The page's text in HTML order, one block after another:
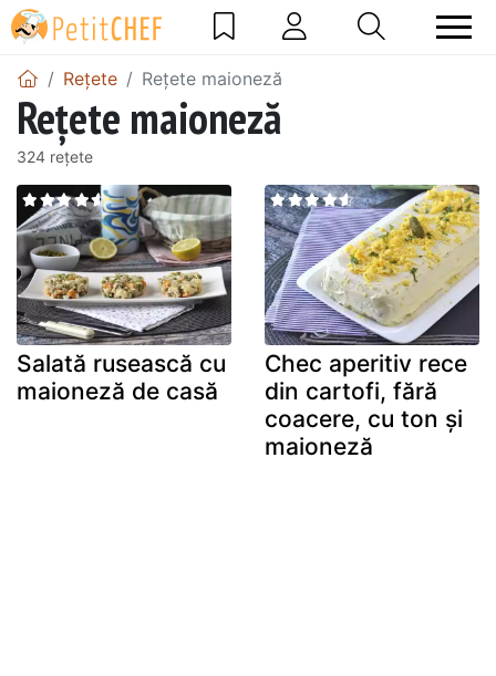
Rețete Rețete maioneză
Rețete maioneză
324 rețete
Salată rusească cu
maioneză de casă
Chec aperitiv rece
din cartofi, fără
coacere, cu ton și
maioneză